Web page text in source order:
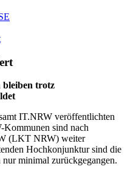
bleiben trotz
IT.NRW veröffentlichten
Kommunen sind nach
(LKT NRW) weiter
Hochkonjunktur sind die
minimal zurückgegangen.